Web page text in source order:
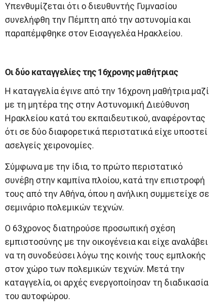
Υπενθυμίζεται ότι ο διευθυντής Γυμνασίου
συνελήφθη την Πέμπτη από την αστυνομία και
παραπέμφθηκε στον Εισαγγελέα Ηρακλείου.
Οι δύο καταγγελίες της 16χρονης μαθήτριας
Η καταγγελία έγινε από την 16χρονη μαθήτρια μαζί
με τη μητέρα της στην Αστυνομική Διεύθυνση
Ηρακλείου κατά του εκπαιδευτικού, αναφέροντας
ότι σε δύο διαφορετικά περιστατικά είχε υποστεί
ασελγείς χειρονομίες.
Σύμφωνα με την ίδια, το πρώτο περιστατικό
συνέβη στην καμπίνα πλοίου, κατά την επιστροφή
τους από την Αθήνα, όπου η ανήλικη συμμετείχε σε
σεμινάριο πολεμικών τεχνών.
Ο 63χρονος διατηρούσε προσωπική σχέση
εμπιστοσύνης με την οικογένεια και είχε αναλάβει
να τη συνοδεύσει λόγω της κοινής τους εμπλοκής
στον χώρο των πολεμικών τεχνών. Μετά την
καταγγελία, οι αρχές ενεργοποίησαν τη διαδικασία
του αυτοφώρου.